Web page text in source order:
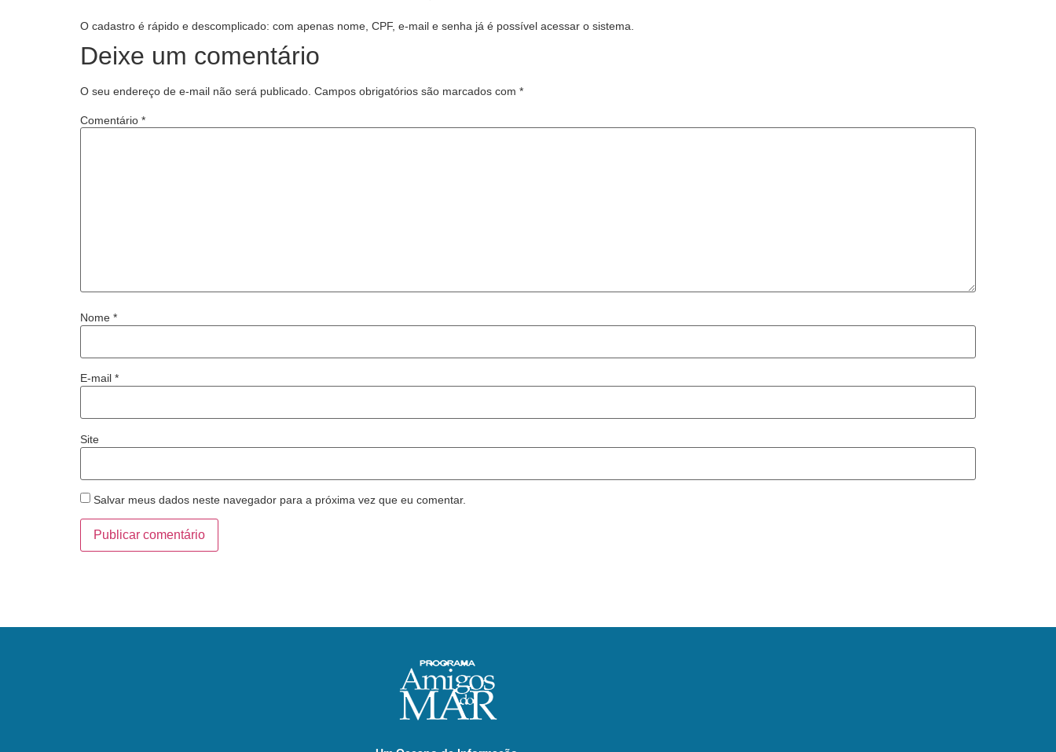
O cadastro é rápido e descomplicado: com apenas nome, CPF, e-mail e senha já é possível acessar o sistema.
Deixe um comentário
O seu endereço de e-mail não será publicado. Campos obrigatórios são marcados com *
Comentário *
Nome *
E-mail *
Site
Salvar meus dados neste navegador para a próxima vez que eu comentar.